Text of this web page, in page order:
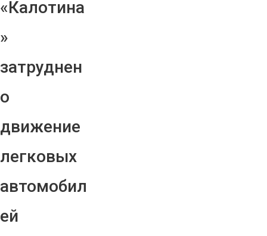
«Калотина
»
затруднен
о
движение
легковых
автомобил
ей